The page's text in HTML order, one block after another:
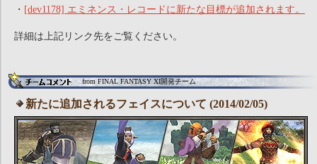
・ [dev1178] エミネンス・レコードに新たな目標が追加されます。
詳細は上記リンク先をご覧ください。
from FINAL FANTASY XI開発チーム
新たに追加されるフェイスについて (2014/02/05)